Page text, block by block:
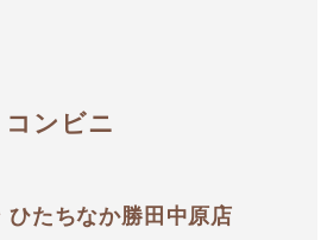
コンビニ
たちなか勝田中原店